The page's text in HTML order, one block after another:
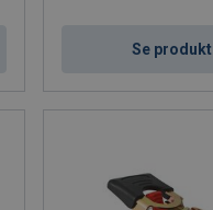
Se produkt